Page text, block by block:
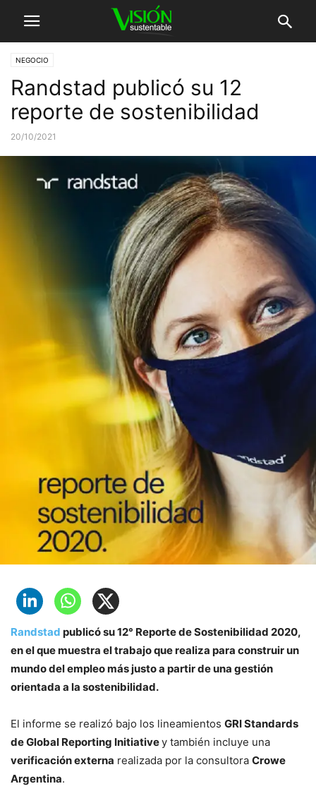
NEGOCIO
Randstad publicó su 12
reporte de sostenibilidad
20/10/2021
Randstad publicó su 12° Reporte de Sostenibilidad 2020,
en el que muestra el trabajo que realiza para construir un
mundo del empleo más justo a partir de una gestión
orientada a la sostenibilidad.
El informe se realizó bajo los lineamientos GRI Standards
de Global Reporting Initiativey también incluye una
verificación externa realizada por la consultora Crowe
Argentina.